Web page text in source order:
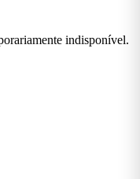
indisponível.